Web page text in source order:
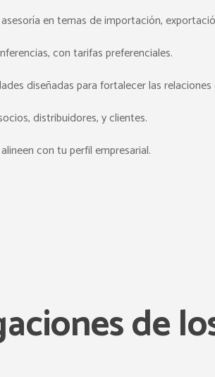
en temas de importación,
con tarifas preferenciales.
diseñadas para fortalecer las
distribuidores, y clientes.
con tu perfil empresarial.
de